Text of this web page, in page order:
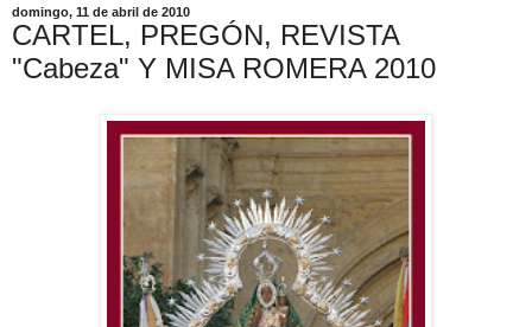
domingo, 11 de abril de 2010
CARTEL, PREGÓN, REVISTA
"Cabeza" Y MISA ROMERA 2010